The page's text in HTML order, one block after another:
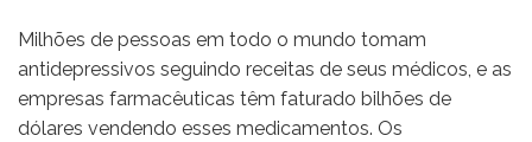
Milhões de pessoas em todo o mundo tomam
antidepressivos seguindo receitas de seus médicos, e as
empresas farmacêuticas têm faturado bilhões de
dólares vendendo esses medicamentos. Os